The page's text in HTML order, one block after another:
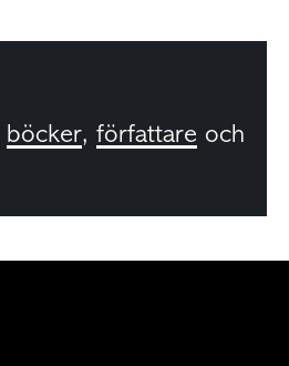
böcker, författare och